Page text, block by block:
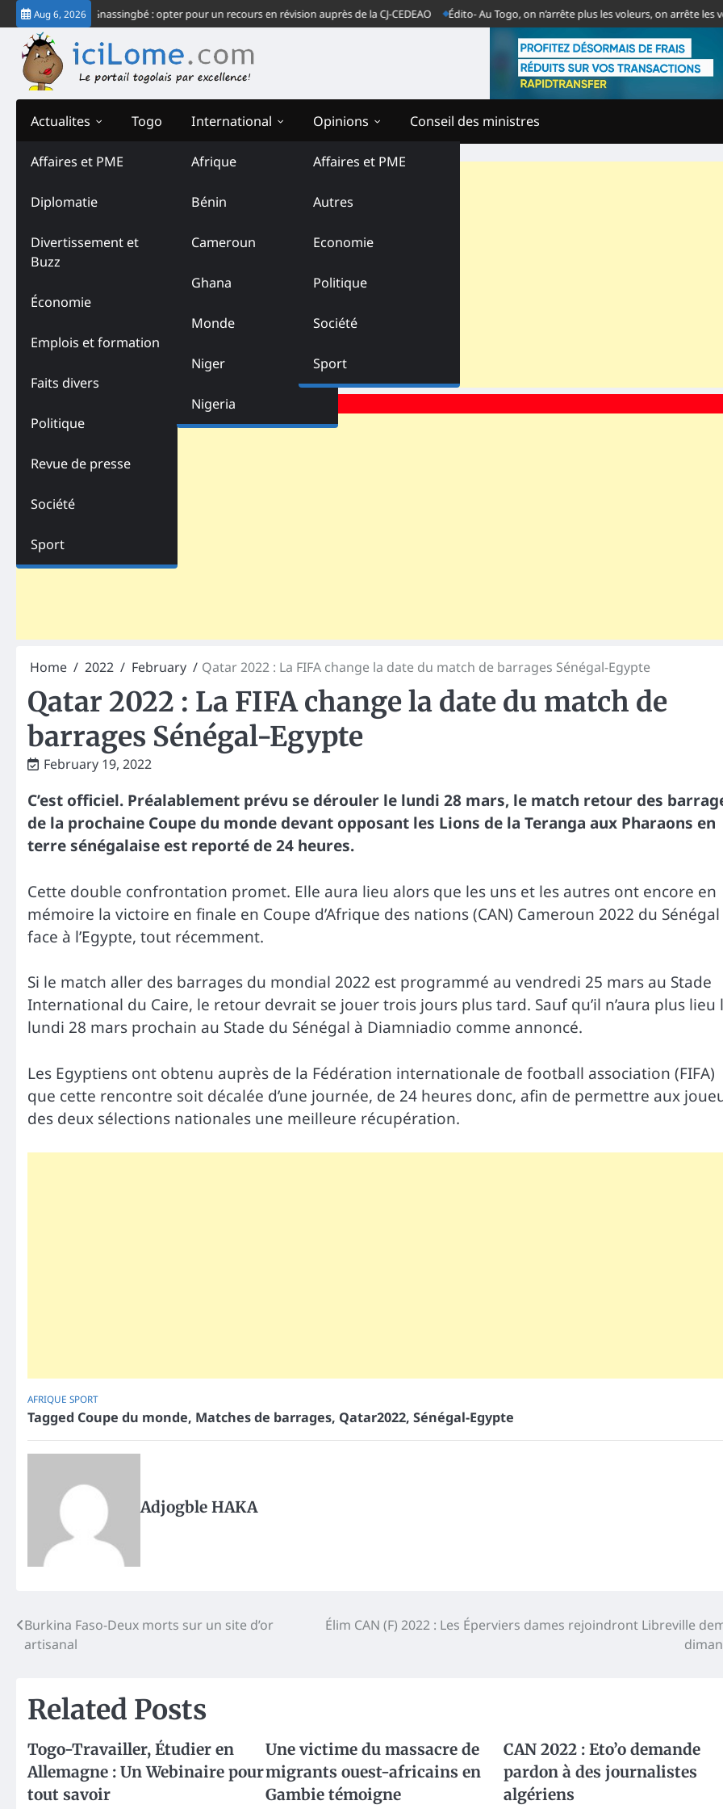
Skip
to
content
Aug 6, 2026
système Gnassingbé : opter pour un recours en révision auprès de la CJ-CEDEAO Édito- Au Togo, on n’arrête plus les voleurs, on arrête les
Actualites
Affaires et PME
Diplomatie
Divertissement et
Buzz
Économie
Emplois et formation
Faits divers
Politique
Revue de presse
Société
Sport
Togo International
Afrique
Bénin
Cameroun
Ghana
Monde
Niger
Nigeria
Opinions
Affaires et PME
Autres
Economie
Politique
Société
Sport
Conseil des ministres
Home 2022 February Qatar 2022 : La FIFA change la date du match de barrages Sénégal-Egypte
Qatar 2022 : La FIFA change la date du match de
barrages Sénégal-Egypte
February 19, 2022
C’est officiel. Préalablement prévu se dérouler le lundi 28 mars, le match retour des
de la prochaine Coupe du monde devant opposant les Lions de la Teranga aux Pharaons en
terre sénégalaise est reporté de 24 heures.
Cette double confrontation promet. Elle aura lieu alors que les uns et les autres ont encore en
mémoire la victoire en finale en Coupe d’Afrique des nations (CAN) Cameroun 2022 du Sénégal
face à l’Egypte, tout récemment.
Si le match aller des barrages du mondial 2022 est programmé au vendredi 25 mars au Stade
International du Caire, le retour devrait se jouer trois jours plus tard. Sauf qu’il n’aura plus lieu
lundi 28 mars prochain au Stade du Sénégal à Diamniadio comme annoncé.
Les Egyptiens ont obtenu auprès de la Fédération internationale de football association (FIFA)
que cette rencontre soit décalée d’une journée, de 24 heures donc, afin de permettre aux
des deux sélections nationales une meilleure récupération.
AFRIQUE SPORT
Tagged Coupe du monde, Matches de barrages, Qatar2022, Sénégal-Egypte
Adjogble HAKA
Post
navigation
Burkina Faso-Deux morts sur un site d’or
artisanal
Élim CAN (F) 2022 : Les Éperviers dames rejoindront Libreville
Related Posts
Togo-Travailler, Étudier en
Allemagne : Un Webinaire pour
tout savoir
Une victime du massacre de
migrants ouest-africains en
Gambie témoigne
CAN 2022 : Eto’o demande
pardon à des journalistes
algériens